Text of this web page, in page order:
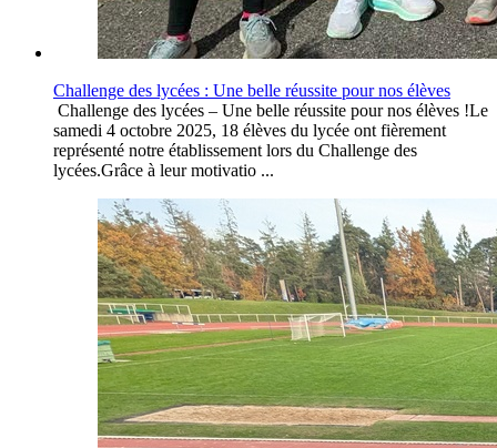
Challenge des lycées : Une belle réussite pour nos élèves
Challenge des lycées – Une belle réussite pour nos élèves !Le
samedi 4 octobre 2025, 18 élèves du lycée ont fièrement
représenté notre établissement lors du Challenge des
lycées.Grâce à leur motivatio ...